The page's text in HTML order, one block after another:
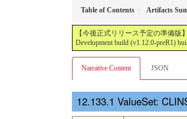
Table of Contents Artifacts
【今後正式リリース予定の準備版
Development build (v1.12.0-preR1)
Narrative Content JSON
ValueSet: